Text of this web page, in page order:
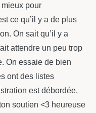
pour
ce qu’il y a de plus
On sait qu’il y a
attendre un peu trop
On essaie de bien
ont des listes
est débordée.
soutien <3 heureuse